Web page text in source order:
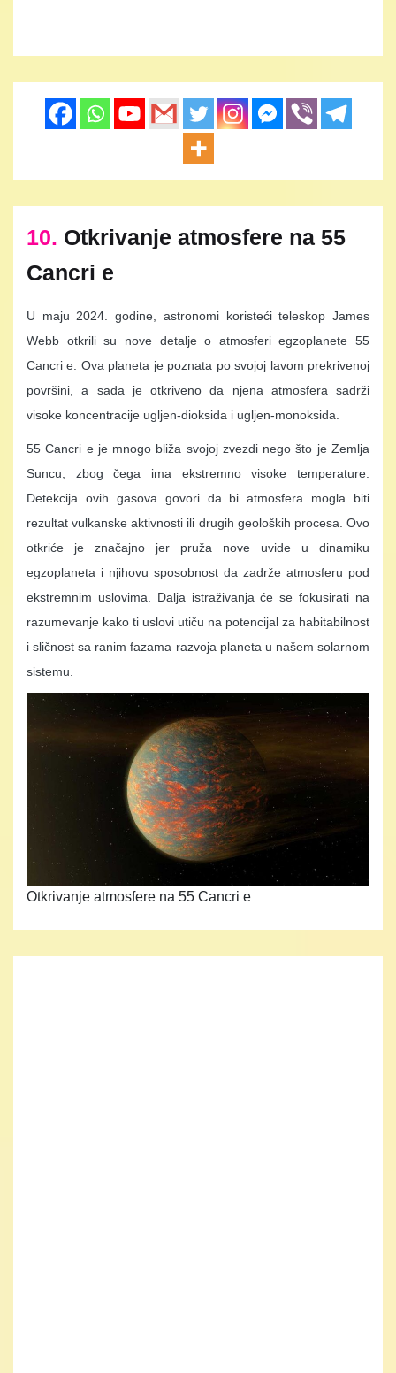
10. Otkrivanje atmosfere na 55
Cancri e
U maju 2024. godine, astronomi koristeći teleskop James
Webb otkrili su nove detalje o atmosferi egzoplanete 55
Cancri e. Ova planeta je poznata po svojoj lavom prekrivenoj
površini, a sada je otkriveno da njena atmosfera sadrži
visoke koncentracije ugljen-dioksida i ugljen-monoksida.
55 Cancri e je mnogo bliža svojoj zvezdi nego što je Zemlja
Suncu, zbog čega ima ekstremno visoke temperature.
Detekcija ovih gasova govori da bi atmosfera mogla biti
rezultat vulkanske aktivnosti ili drugih geoloških procesa. Ovo
otkriće je značajno jer pruža nove uvide u dinamiku
egzoplaneta i njihovu sposobnost da zadrže atmosferu pod
ekstremnim uslovima. Dalja istraživanja će se fokusirati na
razumevanje kako ti uslovi utiču na potencijal za habitabilnost
i sličnost sa ranim fazama razvoja planeta u našem solarnom
sistemu​.
Otkrivanje atmosfere na 55 Cancri e